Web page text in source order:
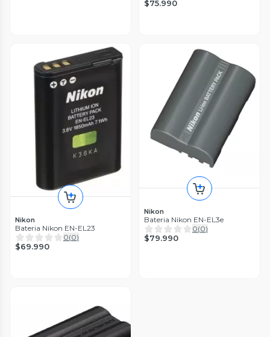
$75.990
Nikon
Bateria Nikon EN-EL23
0(0)
$69.990
Nikon
Bateria Nikon EN-EL3e
0(0)
$79.990